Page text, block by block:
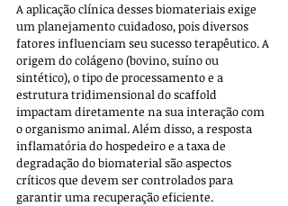
A aplicação clínica desses biomateriais exige
um planejamento cuidadoso, pois diversos
fatores influenciam seu sucesso terapêutico. A
origem do colágeno (bovino, suíno ou
sintético), o tipo de processamento e a
estrutura tridimensional do scaffold
impactam diretamente na sua interação com
o organismo animal. Além disso, a resposta
inflamatória do hospedeiro e a taxa de
degradação do biomaterial são aspectos
críticos que devem ser controlados para
garantir uma recuperação eficiente.